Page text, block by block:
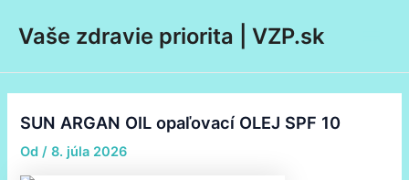
Vaše zdravie priorita | VZP.sk
SUN ARGAN OIL opaľovací OLEJ SPF 10
Od /8. júla 2026
navigation